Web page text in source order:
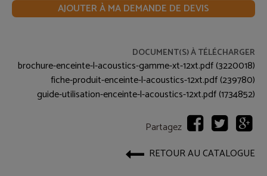
AJOUTER À MA DEMANDE DE DEVIS
DOCUMENT(S) À TÉLÉCHARGER
brochure-enceinte-l-acoustics-gamme-xt-12xt.pdf (3220018)
fiche-produit-enceinte-l-acoustics-12xt.pdf (239780)
guide-utilisation-enceinte-l-acoustics-12xt.pdf (1734852)
Partagez
RETOUR AU CATALOGUE